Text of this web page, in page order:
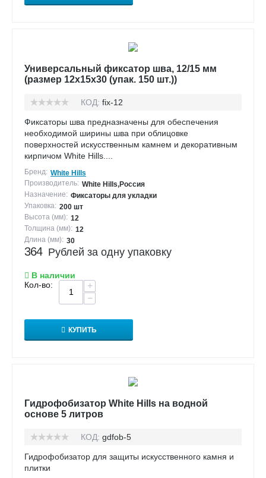
Универсальный фиксатор шва, 12/15 мм
(размер 12х15х30 (упак. 150 шт.))
КОД: fix-12
Фиксаторы шва предназначены для обеспечения
необходимой ширины шва при облицовке
поверхностей искусственным камнем и декоративным
кирпичом White Hills....
Бренд: White Hills
Производитель: White Hills,Россия
Назначение: Фиксаторы для укладки
Упаковка: 200 шт
Высота (мм): 12
Толщина (мм): 12
Длина (мм): 30
364 Рублей за одну упаковку
В наличии
Кол-во:
+
−
КУПИТЬ
Гидрофобизатор White Hills на водной
основе 5 литров
КОД: gdfob-5
Гидрофобизатор для защиты искусственного камня и
плитки